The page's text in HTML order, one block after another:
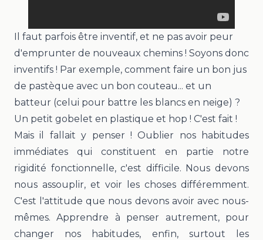
Il faut parfois être inventif, et ne pas avoir peur
d'emprunter de nouveaux chemins ! Soyons donc
inventifs ! Par exemple, comment faire un bon jus
de pastèque avec un bon couteau... et un
batteur (celui pour battre les blancs en neige) ?
Un petit gobelet en plastique et hop ! C'est fait !
Mais il fallait y penser ! Oublier nos habitudes
immédiates qui constituent en partie notre
rigidité fonctionnelle, c'est difficile. Nous devons
nous assouplir, et voir les choses différemment.
C'est l'attitude que nous devons avoir avec nous-
mêmes. Apprendre à penser autrement, pour
changer nos habitudes, enfin, surtout les